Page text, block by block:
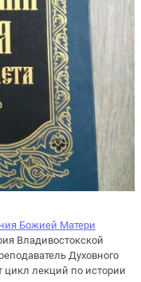
Божией Матери
Владивостокской
Духовного
цикл лекций по истории